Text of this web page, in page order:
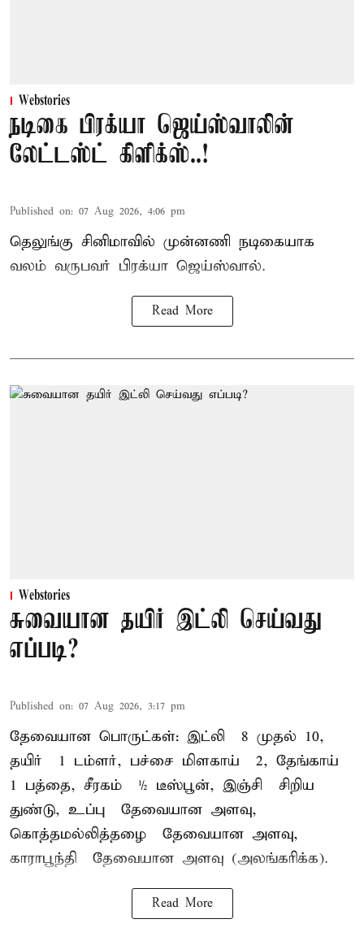
Webstories
நடிகை பிரக்யா ஜெய்ஸ்வாலின்
லேட்டஸ்ட் கிளிக்ஸ்..!
Published on: 07 Aug 2026, 4:06 pm
தெலுங்கு சினிமாவில் முன்னணி நடிகையாக
வலம் வருபவர் பிரக்யா ஜெய்ஸ்வால்.
Read More
Webstories
சுவையான தயிர் இட்லி செய்வது
எப்படி?
Published on: 07 Aug 2026, 3:17 pm
தேவையான பொருட்கள்: இட்லி – 8 முதல் 10,
தயிர் – 1 டம்ளர், பச்சை மிளகாய் – 2, தேங்காய் –
1 பத்தை, சீரகம் – ½ டீஸ்பூன், இஞ்சி – சிறிய
துண்டு, உப்பு – தேவையான அளவு,
கொத்தமல்லித்தழை – தேவையான அளவு,
காராபூந்தி – தேவையான அளவு (அலங்கரிக்க).
Read More